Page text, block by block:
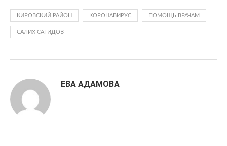
КИРОВСКИЙ РАЙОН КОРОНАВИРУС ПОМОЩЬ ВРАЧАМ
САЛИХ САГИДОВ
ЕВА АДАМОВА